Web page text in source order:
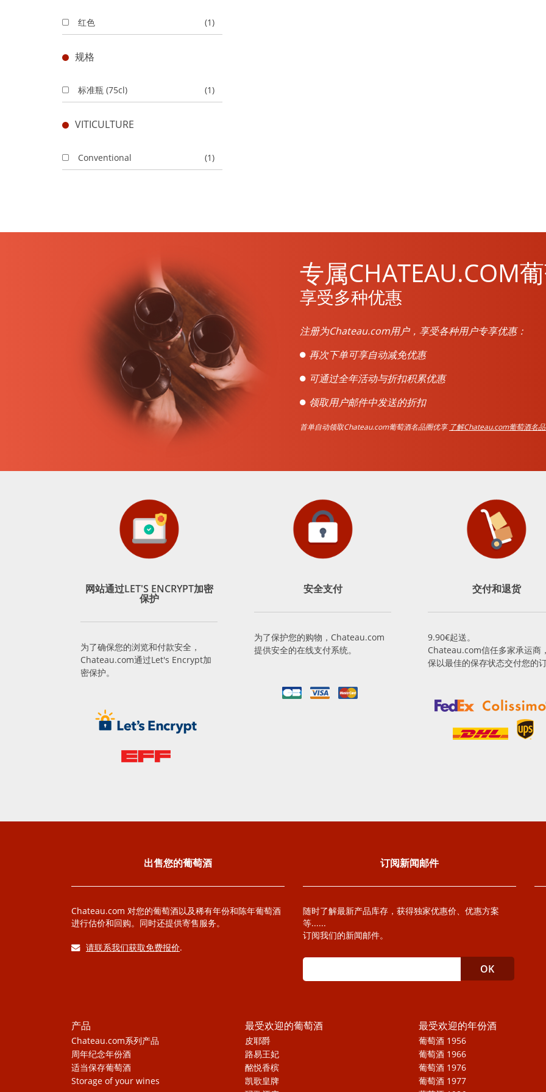
红色 (1)
规格
标准瓶 (75cl) (1)
VITICULTURE
Conventional (1)
专属CHATEAU.COM
享受多种优惠
注册为Chateau.com用户，享受各种用户专享优惠：
再次下单可享自动减免优惠
可通过全年活动与折扣积累优惠
领取用户邮件中发送的折扣
首单自动领取Chateau.com葡萄酒名品圈优享 了解Chateau.com葡萄酒名
网站通过LET'S ENCRYPT加密
保护
为了确保您的浏览和付款安全，
Chateau.com通过Let's Encrypt加
密保护。
安全支付
为了保护您的购物，Chateau.com
提供安全的在线支付系统。
交付和退货
9.90€起送。
Chateau.com信任多家承运商
保以最佳的保存状态交付您的
出售您的葡萄酒
Chateau.com 对您的葡萄酒以及稀有年份和陈年葡萄酒
进行估价和回购。同时还提供寄售服务。
请联系我们获取免费报价.
订阅新闻邮件
随时了解最新产品库存，获得独家优惠价、优惠方案
等......
订阅我们的新闻邮件。
产品
Chateau.com系列产品
周年纪念年份酒
适当保存葡萄酒
Storage of your wines
最受欢迎的葡萄酒
皮耶爵
路易王妃
酩悦香槟
凯歌皇牌
最受欢迎的年份酒
葡萄酒 1956
葡萄酒 1966
葡萄酒 1976
葡萄酒 1977